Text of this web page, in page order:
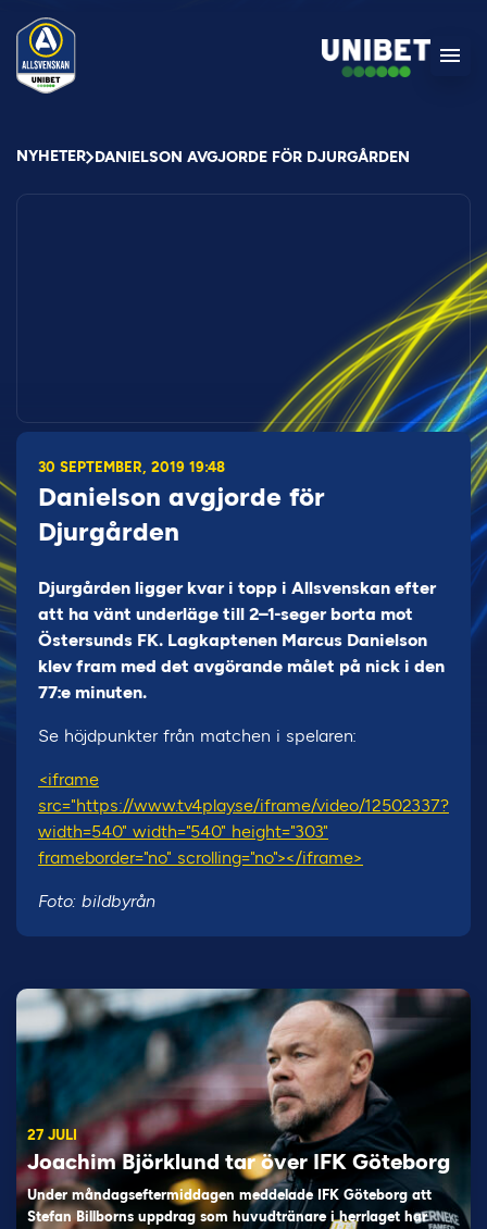
NYHETER DANIELSON AVGJORDE FÖR DJURGÅRDEN
30 SEPTEMBER, 2019 19:48
Danielson avgjorde för
Djurgården
Djurgården ligger kvar i topp i Allsvenskan efter
att ha vänt underläge till 2–1-seger borta mot
Östersunds FK. Lagkaptenen Marcus Danielson
klev fram med det avgörande målet på nick i den
77:e minuten.
Se höjdpunkter från matchen i spelaren:
<iframe
src="https://www.tv4play.se/iframe/video/12502337?
width=540" width="540" height="303"
frameborder="no" scrolling="no"></iframe>
Foto: bildbyrån
27 JULI
Joachim Björklund tar över IFK Göteborg
Under måndagseftermiddagen meddelade IFK Göteborg att
Stefan Billborns uppdrag som huvudtränare i herrlaget har